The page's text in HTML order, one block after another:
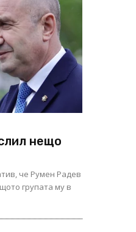
нещо
че Румен Радев
групата му в